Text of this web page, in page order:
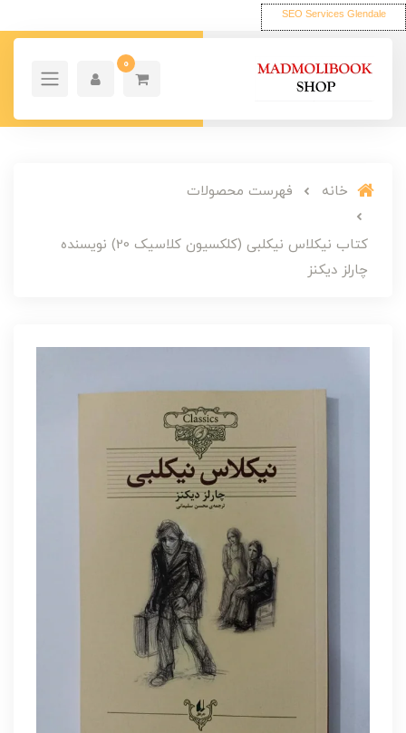
SEO Services Glendale
0
خانه فهرست محصولات
کتاب نیکلاس نیکلبی (کلکسیون کلاسیک 20) نویسنده
چارلز دیکنز